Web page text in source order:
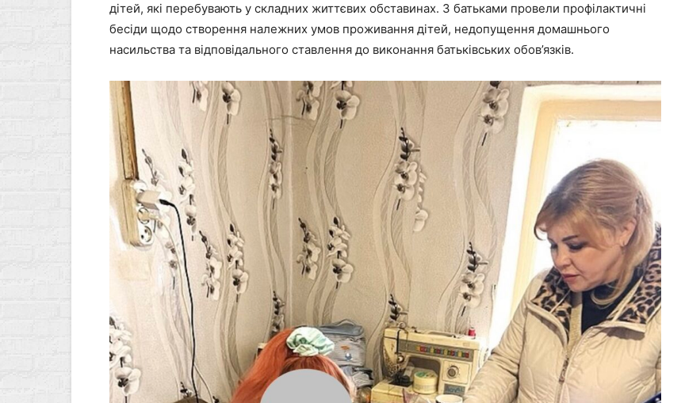
дітей, які перебувають у складних життєвих обставинах. З батьками провели профілактичні
бесіди щодо створення належних умов проживання дітей, недопущення домашнього
насильства та відповідального ставлення до виконання батьківських обов’язків.